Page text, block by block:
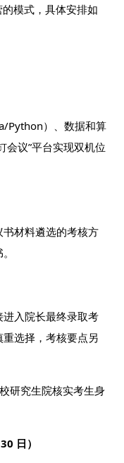
模式，具体安排如
Python）、数据和算
会议”平台实现双机位
材料遴选的考核方
入院长最终录取考
选择，考核要点另
研究生院核实考生身
日）